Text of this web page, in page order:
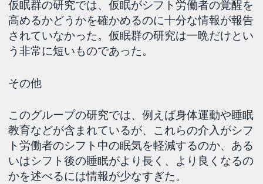
仮眠群の研究では、仮眠がシフト労働者の覚醒を
高めるかどうかを確かめるのに十分な情報が報告
されていなかった。仮眠群の研究は一晩だけとい
う非常に短いものであった。
その他
このグループの研究では、例えば身体運動や睡眠
教育などが含まれているが、これらの介入がシフ
ト労働者のシフト中の眠気を軽減するのか、ある
いはシフト後の睡眠がより長く、より良くなるの
かを述べるには情報が少なすぎた。